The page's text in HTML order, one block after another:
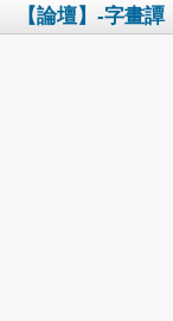
【論壇】-字畫譚